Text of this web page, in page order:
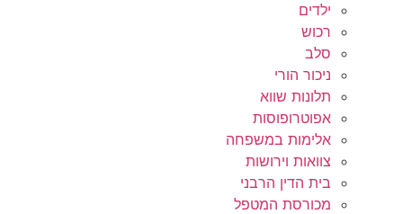
ילדים
רכוש
סלב
ניכור הורי
תלונות שווא
אפוטרופוסות
אלימות במשפחה
צוואות וירושות
בית הדין הרבני
מכורסת המטפל